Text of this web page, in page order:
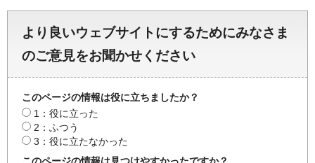
より良いウェブサイトにするためにみなさま
のご意見をお聞かせください
このページの情報は役に立ちましたか？
1：役に立った
2：ふつう
3：役に立たなかった
このページの情報は見つけやすかったですか？